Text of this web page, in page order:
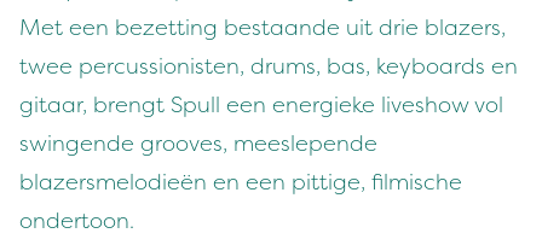
Met een bezetting bestaande uit drie blazers,
twee percussionisten, drums, bas, keyboards en
gitaar, brengt Spull een energieke liveshow vol
swingende grooves, meeslepende
blazersmelodieën en een pittige, filmische
ondertoon.